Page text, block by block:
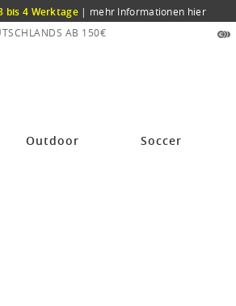
bis 4 Werktage | mehr Informationen hier
AB 150€
Outdoor Soccer